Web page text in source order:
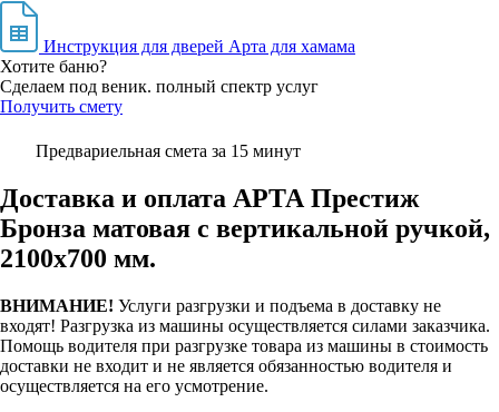
Инструкция для дверей Арта для хамама
Хотите баню?
Сделаем под веник. полный спектр услуг
Получить смету
Предвариельная смета за 15 минут
Доставка и оплата АРТА Престиж
Бронза матовая с вертикальной ручкой,
2100х700 мм.
ВНИМАНИЕ! Услуги разгрузки и подъема в доставку не
входят! Разгрузка из машины осуществляется силами заказчика.
Помощь водителя при разгрузке товара из машины в стоимость
доставки не входит и не является обязанностью водителя и
осуществляется на его усмотрение.